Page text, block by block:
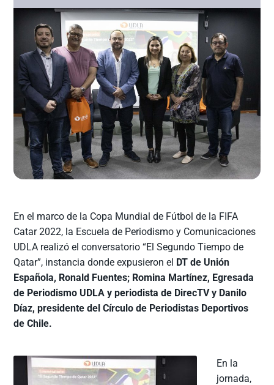
En el marco de la Copa Mundial de Fútbol de la FIFA
Catar 2022, la Escuela de Periodismo y Comunicaciones
UDLA realizó el conversatorio “El Segundo Tiempo de
Qatar”, instancia donde expusieron el DT de Unión
Española, Ronald Fuentes; Romina Martínez, Egresada
de Periodismo UDLA y periodista de DirecTV y Danilo
Díaz, presidente del Círculo de Periodistas Deportivos
de Chile.
En la
jornada,